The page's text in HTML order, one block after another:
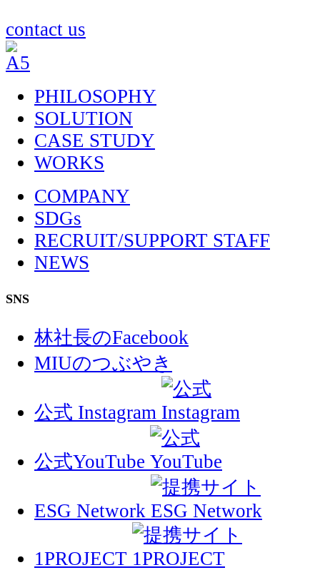
ー
ジ
送
り
ペ
ー
ジ
送
り
contact us
PHILOSOPHY
SOLUTION
CASE STUDY
WORKS
COMPANY
SDGs
RECRUIT/SUPPORT STAFF
NEWS
SNS
林社長のFacebook
MIUのつぶやき
公式 Instagram
公式YouTube
ESG Network
1PROJECT